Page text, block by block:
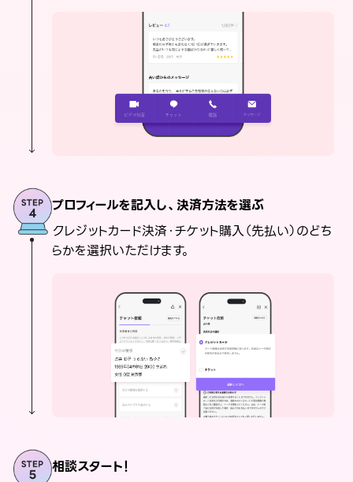
プロフィールを記入し、決済方法を選ぶ
クレジットカード決済・チケット購入（先払い）のどち
らかを選択いただけます。
相談スタート！